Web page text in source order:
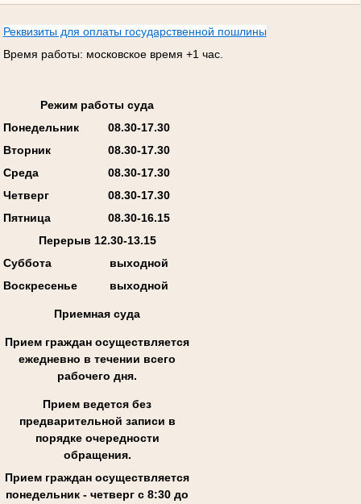
Реквизиты для оплаты государственной пошлины
Время работы: московское время +1 час.
Режим работы суда
Понедельник
08.30-17.30
Вторник
08.30-17.30
Среда
08.30-17.30
Четверг
08.30-17.30
Пятница
08.30-16.15
Перерыв 12.30-13.15
Суббота
выходной
Воскресенье
выходной
Приемная суда
Прием граждан осуществляется
ежедневно в течении всего
рабочего дня.
Прием ведется без
предварительной записи в
порядке очередности
обращения.
Прием граждан осуществляется
понедельник - четверг с 8:30 до